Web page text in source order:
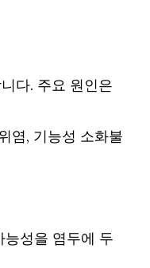
다. 주요 원인은
염, 기능성 소화불
성을 염두에 두